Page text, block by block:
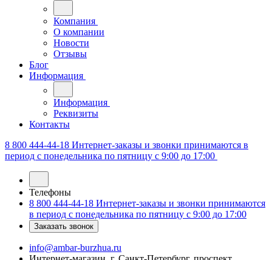
Компания
О компании
Новости
Отзывы
Блог
Информация
Информация
Реквизиты
Контакты
8 800 444-44-18 Интернет-заказы и звонки принимаются в
период с понедельника по пятницу с 9:00 до 17:00
Телефоны
8 800 444-44-18 Интернет-заказы и звонки принимаются
в период с понедельника по пятницу с 9:00 до 17:00
Заказать звонок
info@ambar-burzhua.ru